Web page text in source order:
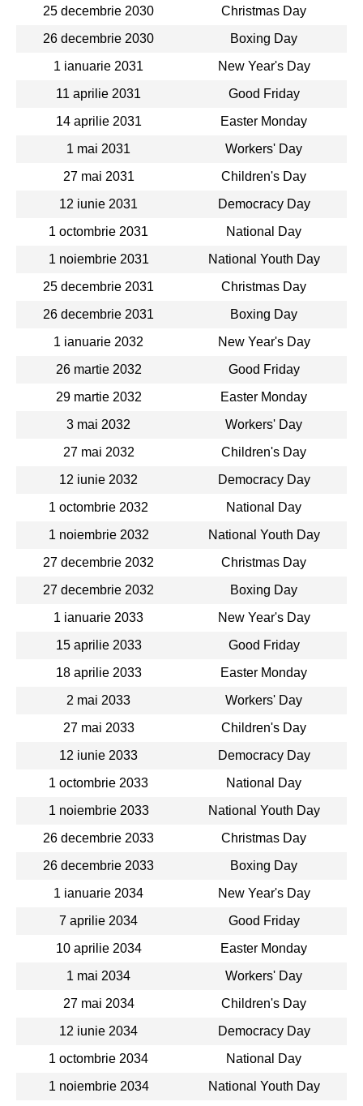
25 decembrie 2030
Christmas Day
26 decembrie 2030
Boxing Day
1 ianuarie 2031
New Year's Day
11 aprilie 2031
Good Friday
14 aprilie 2031
Easter Monday
1 mai 2031
Workers' Day
27 mai 2031
Children's Day
12 iunie 2031
Democracy Day
1 octombrie 2031
National Day
1 noiembrie 2031
National Youth Day
25 decembrie 2031
Christmas Day
26 decembrie 2031
Boxing Day
1 ianuarie 2032
New Year's Day
26 martie 2032
Good Friday
29 martie 2032
Easter Monday
3 mai 2032
Workers' Day
27 mai 2032
Children's Day
12 iunie 2032
Democracy Day
1 octombrie 2032
National Day
1 noiembrie 2032
National Youth Day
27 decembrie 2032
Christmas Day
27 decembrie 2032
Boxing Day
1 ianuarie 2033
New Year's Day
15 aprilie 2033
Good Friday
18 aprilie 2033
Easter Monday
2 mai 2033
Workers' Day
27 mai 2033
Children's Day
12 iunie 2033
Democracy Day
1 octombrie 2033
National Day
1 noiembrie 2033
National Youth Day
26 decembrie 2033
Christmas Day
26 decembrie 2033
Boxing Day
1 ianuarie 2034
New Year's Day
7 aprilie 2034
Good Friday
10 aprilie 2034
Easter Monday
1 mai 2034
Workers' Day
27 mai 2034
Children's Day
12 iunie 2034
Democracy Day
1 octombrie 2034
National Day
1 noiembrie 2034
National Youth Day